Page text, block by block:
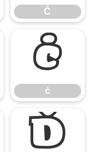
Ĉ
ċ
ċ
Ď